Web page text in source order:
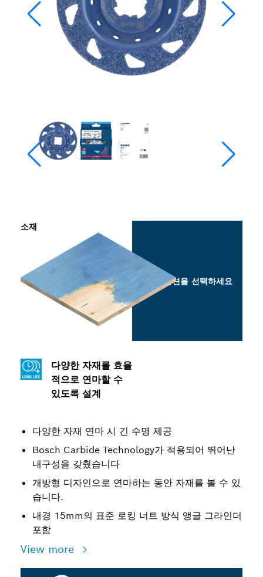
다양한 자재를 효율
적으로 연마할 수
있도록 설계
다양한 자재 연마 시 긴 수명 제공
Bosch Carbide Technology가 적용되어 뛰어난
내구성을 갖췄습니다
개방형 디자인으로 연마하는 동안 자재를 볼 수 있
습니다.
내경 15mm의 표준 로킹 너트 방식 앵글 그라인더
포함
View more
소재
옵션을 선택하세요